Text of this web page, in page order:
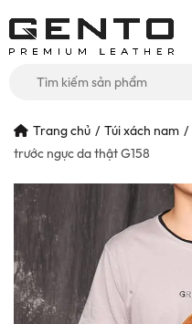
cho:
Trang chủ Túi xách nam
trước ngực da thật G158